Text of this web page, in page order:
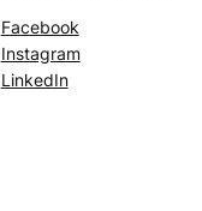
Facebook
Instagram
LinkedIn